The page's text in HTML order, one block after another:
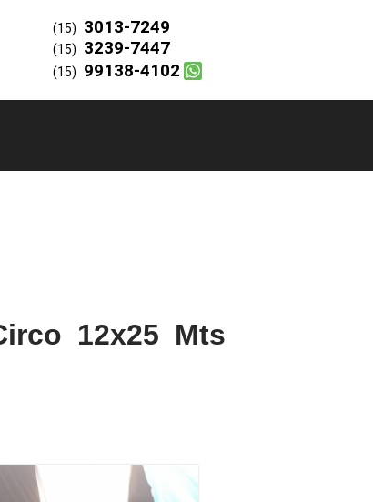
(15) 3013-7249
(15) 3239-7447
(15) 99138-4102
12x25 Mts